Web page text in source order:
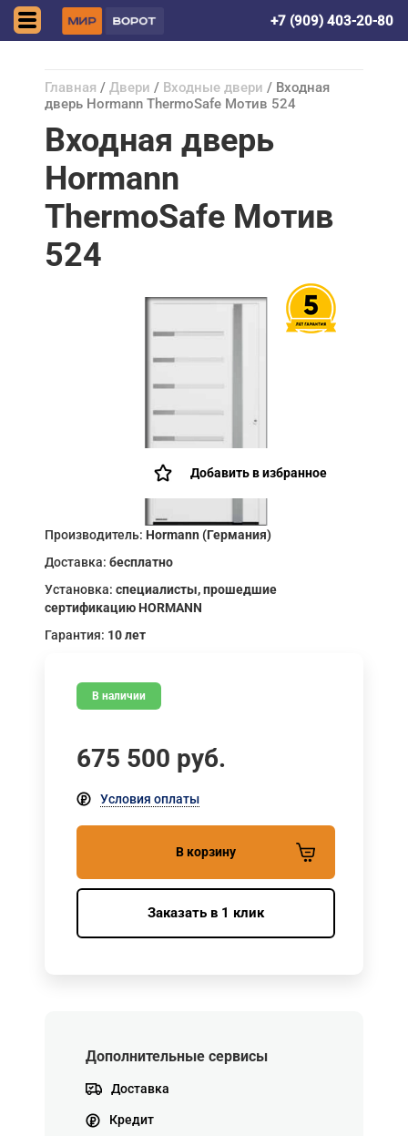
+7 (909) 403-20-80
Главная / Двери / Входные двери / Входная
дверь Hormann ThermoSafe Мотив 524
Входная дверь
Hormann
ThermoSafe Мотив
524
Добавить в избранное
Производитель: Hormann (Германия)
Доставка: бесплатно
Установка: специалисты, прошедшие
сертификацию HORMANN
Гарантия: 10 лет
В наличии
675 500 руб.
Условия оплаты
В корзину
Заказать в 1 клик
Дополнительные сервисы
Доставка
Кредит